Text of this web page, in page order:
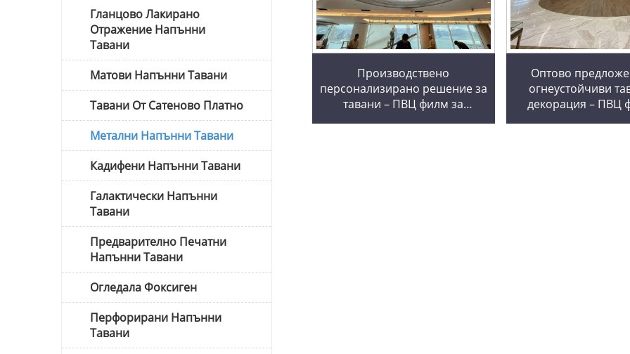
Гланцово Лакирано
Отражение Напънни
Тавани
Матови Напънни Тавани
Тавани От Сатеново Платно
Метални Напънни Тавани
Кадифени Напънни Тавани
Галактически Напънни
Тавани
Предварително Печатни
Напънни Тавани
Огледала Фоксиген
Перфорирани Напънни
Тавани
Производствено
персонализирано решение за
тавани – ПВЦ филм за
Оптово
огнеустойчиви
декорация – ПВЦ